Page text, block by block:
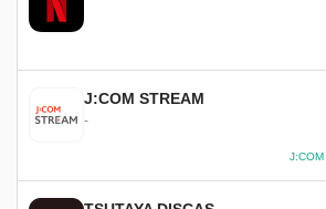
J:COM STREAM
-
J:COM